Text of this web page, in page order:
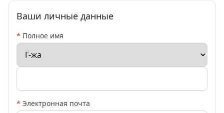
Ваши личные данные
* Полное имя
* Электронная почта